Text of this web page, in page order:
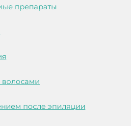
препараты
после эпиляции